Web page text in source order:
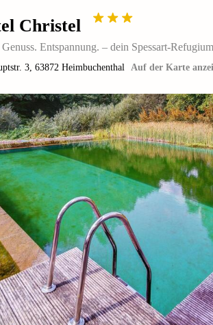
Christel
Entspannung. – dein Spessart-Refugium
3, 63872 Heimbuchenthal Auf der Karte